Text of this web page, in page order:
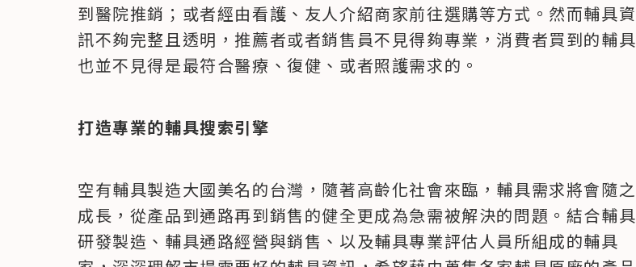
到醫院推銷；或者經由看護、友人介紹商家前往選購等方式。然而輔具資
訊不夠完整且透明，推薦者或者銷售員不見得夠專業，消費者買到的輔具
也並不見得是最符合醫療、復健、或者照護需求的。
打造專業的輔具搜索引擎
空有輔具製造大國美名的台灣，隨著高齡化社會來臨，輔具需求將會隨之
成長，從產品到通路再到銷售的健全更成為急需被解決的問題。結合輔具
研發製造、輔具通路經營與銷售、以及輔具專業評估人員所組成的輔具